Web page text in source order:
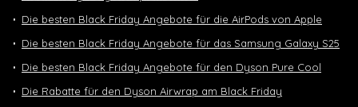
Die besten Black Friday Angebote für die AirPods von Apple
Die besten Black Friday Angebote für das Samsung Galaxy S25
Die besten Black Friday Angebote für den Dyson Pure Cool
Die Rabatte für den Dyson Airwrap am Black Friday